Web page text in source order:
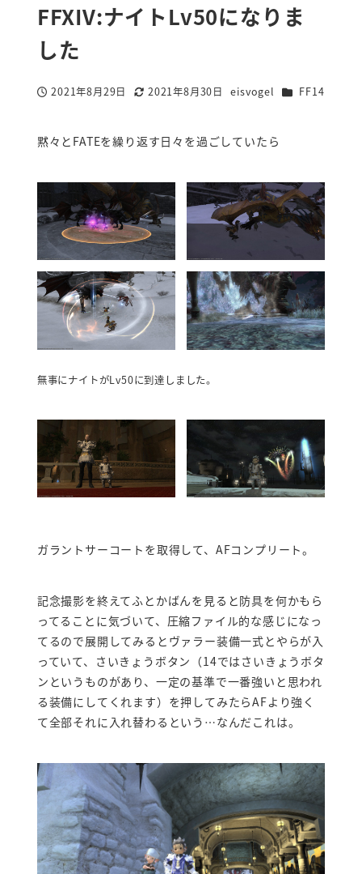
FFXIV:ナイトLv50になりま
した
投稿日
2021年8月29日
更新日
2021年8月30日
著
eisvogel カテゴリー
FF14
黙々とFATEを繰り返す日々を過ごしていたら
無事にナイトがLv50に到達しました。
ガラントサーコートを取得して、AFコンプリート。
記念撮影を終えてふとかばんを見ると防具を何かもら
ってることに気づいて、圧縮ファイル的な感じになっ
てるので展開してみるとヴァラー装備一式とやらが入
っていて、さいきょうボタン（14ではさいきょうボタ
ンというものがあり、一定の基準で一番強いと思われ
る装備にしてくれます）を押してみたらAFより強く
て全部それに入れ替わるという…なんだこれは。